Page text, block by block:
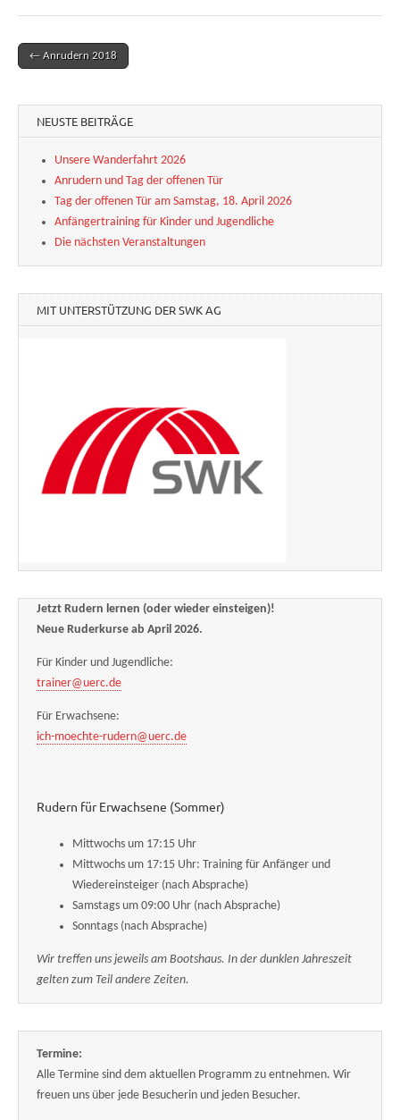
Post navigation
← Anrudern 2018
NEUSTE BEITRÄGE
Unsere Wanderfahrt 2026
Anrudern und Tag der offenen Tür
Tag der offenen Tür am Samstag, 18. April 2026
Anfängertraining für Kinder und Jugendliche
Die nächsten Veranstaltungen
MIT UNTERSTÜTZUNG DER SWK AG
Jetzt Rudern lernen (oder wieder einsteigen)!
Neue Ruderkurse ab April 2026.
Für Kinder und Jugendliche:
trainer@uerc.de
Für Erwachsene:
ich-moechte-rudern@uerc.de
Rudern für Erwachsene (Sommer)
Mittwochs um 17:15 Uhr
Mittwochs um 17:15 Uhr: Training für Anfänger und
Wiedereinsteiger (nach Absprache)
Samstags um 09:00 Uhr (nach Absprache)
Sonntags (nach Absprache)
Wir treffen uns jeweils am Bootshaus. In der dunklen Jahreszeit
gelten zum Teil andere Zeiten.
Termine:
Alle Termine sind dem aktuellen Programm zu entnehmen. Wir
freuen uns über jede Besucherin und jeden Besucher.